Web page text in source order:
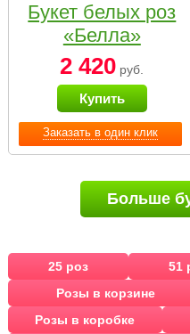
Заказать в один клик
Букет белых роз
«Белла»
2 420 руб.
Купить
Больше
25 роз 51
Розы в корзине
Розы в коробке